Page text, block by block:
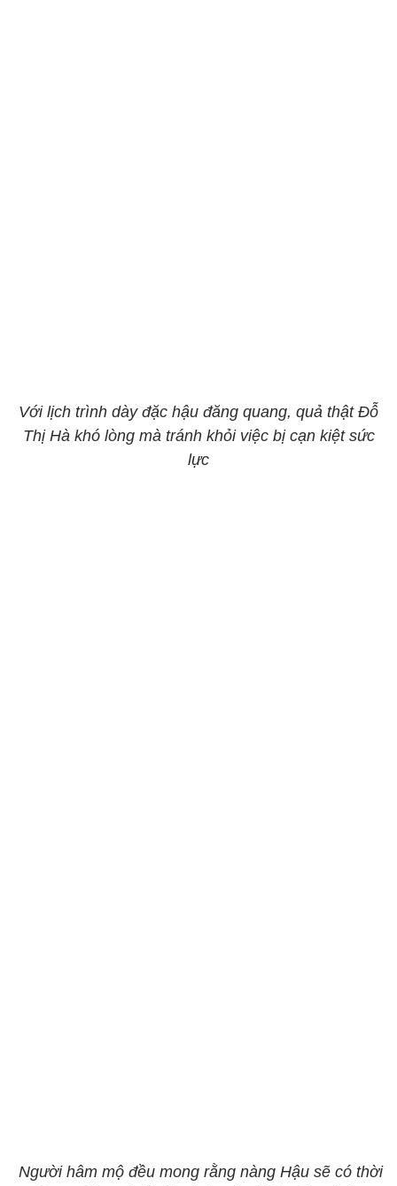
Với lịch trình dày đặc hậu đăng quang, quả thật Đỗ
Thị Hà khó lòng mà tránh khỏi việc bị cạn kiệt sức
lực
Người hâm mộ đều mong rằng nàng Hậu sẽ có thời